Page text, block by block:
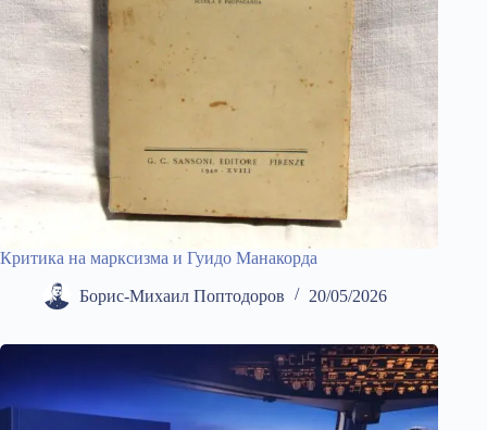
Критика на марксизма и Гуидо Манакорда
Борис-Михаил Поптодоров 20/05/2026